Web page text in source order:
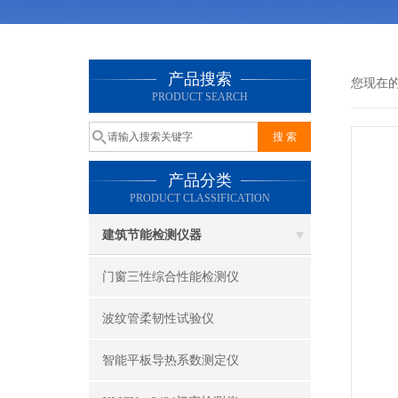
产品搜索
PRODUCT SEARCH
产品分类
PRODUCT CLASSIFICATION
建筑节能检测仪器
门窗三性综合性能检测仪
波纹管柔韧性试验仪
智能平板导热系数测定仪
您现在